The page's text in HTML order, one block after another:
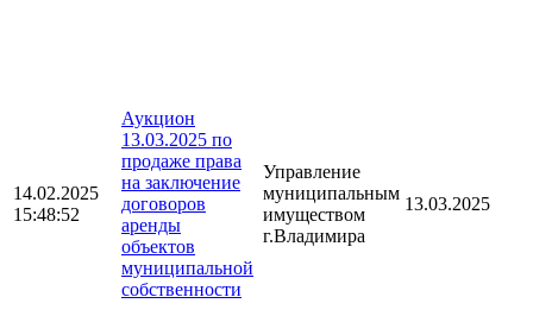
14.02.2025
15:48:52
Аукцион
13.03.2025 по
продаже права
на заключение
договоров
аренды
объектов
муниципальной
собственности
Управление
муниципальным
имуществом
г.Владимира
13.03.2025